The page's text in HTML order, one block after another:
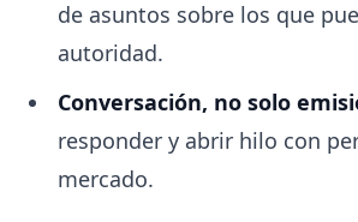
de asuntos sobre los que
autoridad.
Conversación, no solo
responder y abrir hilo con
mercado.